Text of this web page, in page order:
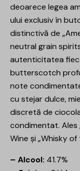
deoarece legea
ului exclusiv în
distinctivă de
neutral grain
autenticitatea
butterscotch
note
cu stejar dulce,
discretă de
condimentat. Ales
Wine și „Whisky
– Alcool: 41.7%